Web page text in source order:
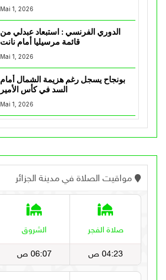
Mai 1, 2026
الدوري الفرنسي : استبعاد عبدلي من
قائمة مرسيليا أمام نانت
Mai 1, 2026
بونجاح يسجل رغم هزيمة الشمال أمام
السد في كأس الأمير
Mai 1, 2026